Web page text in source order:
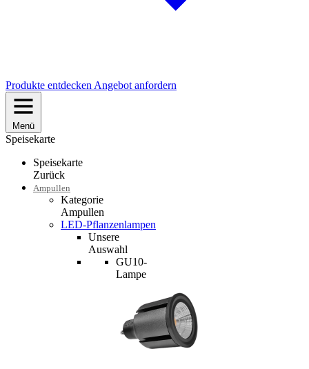
Produkte entdecken Angebot anfordern
Menü
Speisekarte
Speisekarte
Zurück
Ampullen
Kategorie
Ampullen
LED-Pflanzenlampen
Unsere
Auswahl
GU10-
Lampe